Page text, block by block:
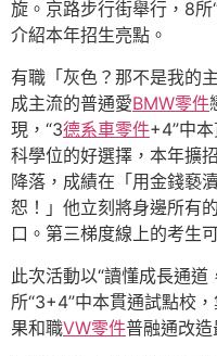
旋。京路步行街舉行，8所
介紹本年招生亮點。
有職「灰色？那不是我的
成主流的普通愛BMW零件
現，“3德系車零件+4”中
科學位的好選擇，本年擴
降落，成績在「用金錢褻
恕！」他立刻將身邊所有
口。第三梯度線上的考生
此次活動以“讀懂成長通
所“3+4”中本貫通試點校
果和職VW零件普融通改造